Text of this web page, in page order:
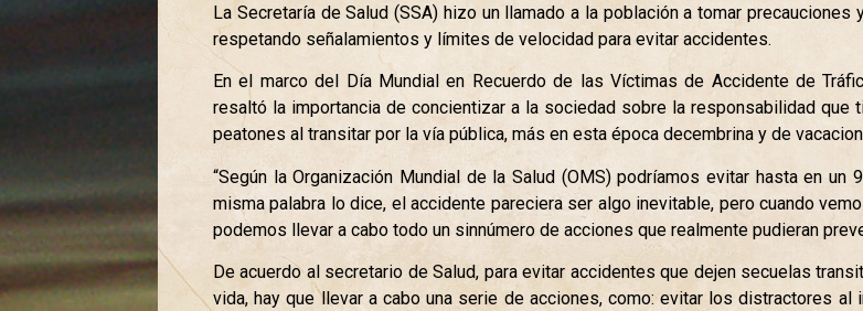
La Secretaría de Salud (SSA) hizo un llamado a la población a tomar
respetando señalamientos y límites de velocidad para evitar accidentes.
En el marco del Día Mundial en Recuerdo de las Víctimas de Accidente de
resaltó la importancia de concientizar a la sociedad sobre la responsabilidad
peatones al transitar por la vía pública, más en esta época decembrina y de
“Según la Organización Mundial de la Salud (OMS) podríamos evitar hasta en
misma palabra lo dice, el accidente pareciera ser algo inevitable, pero cuando
podemos llevar a cabo todo un sinnúmero de acciones que realmente pudieran
De acuerdo al secretario de Salud, para evitar accidentes que dejen secuelas
vida, hay que llevar a cabo una serie de acciones, como: evitar los distractores